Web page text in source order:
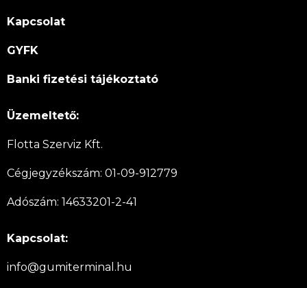
Kapcsolat
GYFK
Banki fizetési tájékoztató
Üzemeltető:
Flotta Szerviz Kft.
Cégjegyzékszám: 01-09-912779
Adószám: 14633201-2-41
Kapcsolat:
info@gumiterminal.hu